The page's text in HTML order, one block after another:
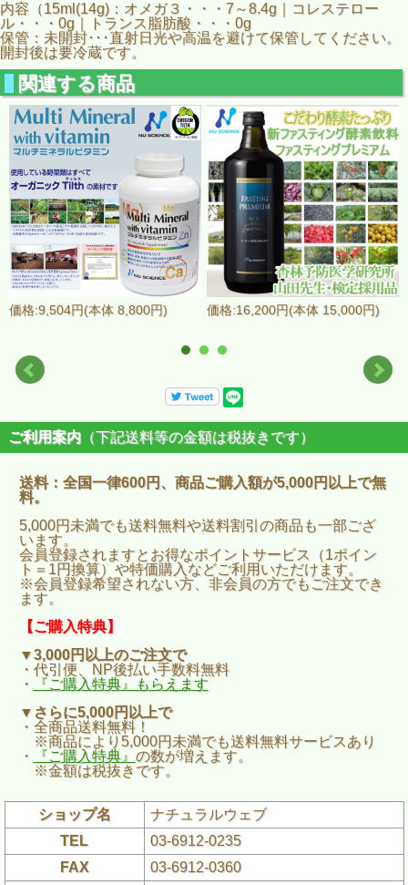
内容（15ml(14g)：オメガ３・・・7～8.4g｜コレステロー
ル・・・0g｜トランス脂肪酸・・・0g
保管：未開封･･･直射日光や高温を避けて保管してください。
開封後は要冷蔵です。
関連する商品
価格:9,504円(本体 8,800円) 価格:16,200円(本体 15,000円)
ご利用案内 （下記送料等の金額は税抜きです）
送料：全国一律600円、商品ご購入額が5,000円以上で無
料。
5,000円未満でも送料無料や送料割引の商品も一部ござ
います。
会員登録されますとお得なポイントサービス（1ポイン
ト＝1円換算）や特価購入などご利用いただけます。
※会員登録希望されない方、非会員の方でもご注文でき
ます。
【ご購入特典】
▼3,000円以上のご注文で
・代引便、NP後払い手数料無料
・
『ご購入特典』もらえます
▼さらに5,000円以上で
・全商品送料無料！
※商品により5,000円未満でも送料無料サービスあり
・
『ご購入特典』 の数が増えます。
※金額は税抜きです。
ショップ名
ナチュラルウェブ
TEL
03-6912-0235
FAX
03-6912-0360